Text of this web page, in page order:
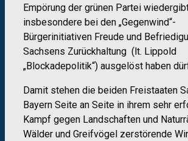
Empörung der grünen Partei
insbesondere bei den „Gegenwind“-
Bürgerinitiativen Freude und
Sachsens Zurückhaltung (lt. Lippold
„Blockadepolitik“) ausgelöst haben
Damit stehen die beiden Freistaaten
Bayern Seite an Seite in ihrem sehr
Kampf gegen Landschaften und
Wälder und Greifvögel zerstörende